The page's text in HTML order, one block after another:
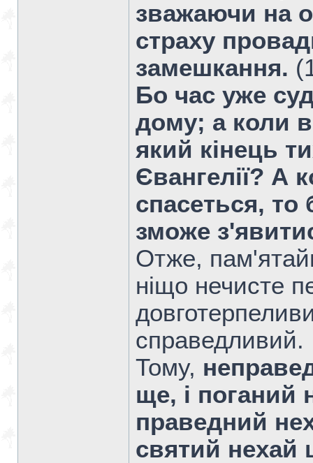
зважаючи на
страху
замешкання.
Бо час уже
дому; а коли
який кінець
Євангелії? А
спасеться, то
зможе
Отже,
ніщо нечисте
справедливий.
Тому,
ще, і поганий
праведний
святий нехай